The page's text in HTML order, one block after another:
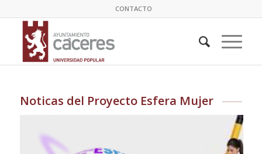
CONTACTO
Noticas del Proyecto Esfera Mujer